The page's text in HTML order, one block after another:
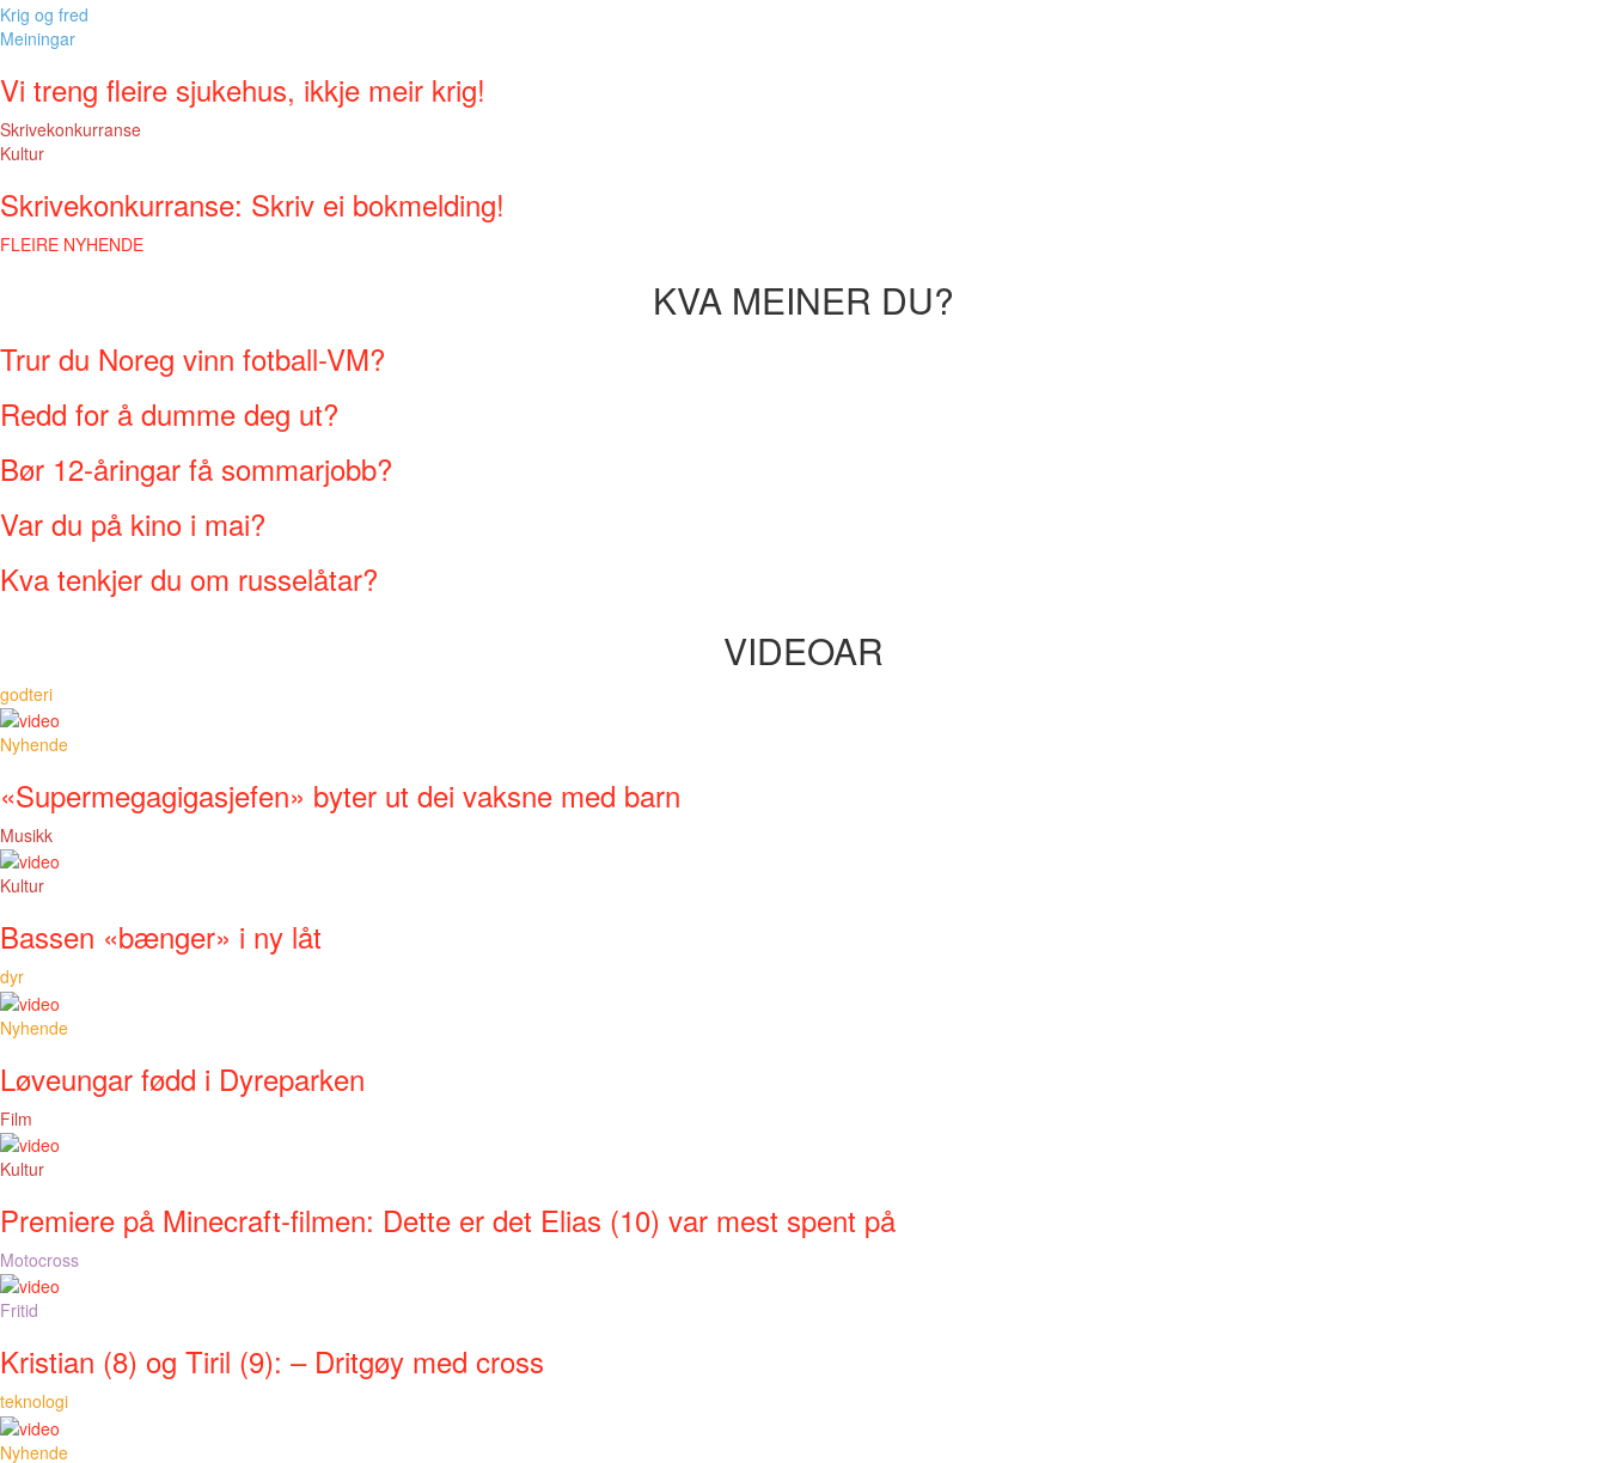
Krig og fred
Meiningar
Vi treng fleire sjukehus, ikkje meir krig!
Skrivekonkurranse
Kultur
Skrivekonkurranse: Skriv ei bokmelding!
FLEIRE NYHENDE
KVA MEINER DU?
Trur du Noreg vinn fotball-VM?
Redd for å dumme deg ut?
Bør 12-åringar få sommarjobb?
Var du på kino i mai?
Kva tenkjer du om russelåtar?
VIDEOAR
godteri
Nyhende
«Supermegagigasjefen» byter ut dei vaksne med barn
Musikk
Kultur
Bassen «bænger» i ny låt
dyr
Nyhende
Løveungar fødd i Dyreparken
Film
Kultur
Premiere på Minecraft-filmen: Dette er det Elias (10) var mest spent på
Motocross
Fritid
Kristian (8) og Tiril (9): – Dritgøy med cross
teknologi
Nyhende